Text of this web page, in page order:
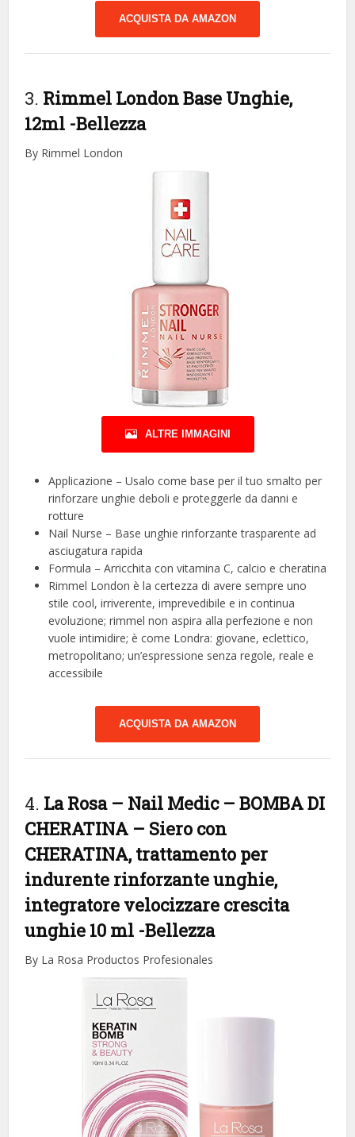
ACQUISTA DA AMAZON
3. Rimmel London Base Unghie,
12ml -Bellezza
By Rimmel London
ALTRE IMMAGINI
Applicazione – Usalo come base per il tuo smalto per
rinforzare unghie deboli e proteggerle da danni e
rotture
Nail Nurse – Base unghie rinforzante trasparente ad
asciugatura rapida
Formula – Arricchita con vitamina C, calcio e cheratina
Rimmel London è la certezza di avere sempre uno
stile cool, irriverente, imprevedibile e in continua
evoluzione; rimmel non aspira alla perfezione e non
vuole intimidire; è come Londra: giovane, eclettico,
metropolitano; un’espressione senza regole, reale e
accessibile
ACQUISTA DA AMAZON
4. La Rosa – Nail Medic – BOMBA DI
CHERATINA – Siero con
CHERATINA, trattamento per
indurente rinforzante unghie,
integratore velocizzare crescita
unghie 10 ml -Bellezza
By La Rosa Productos Profesionales